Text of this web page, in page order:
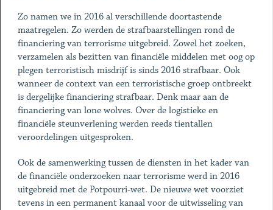
Zo namen we in 2016 al verschillende doortastende
maatregelen. Zo werden de strafbaarstellingen rond de
financiering van terrorisme uitgebreid. Zowel het zoeken,
verzamelen als bezitten van financiële middelen met oog op
plegen terroristisch misdrijf is sinds 2016 strafbaar. Ook
wanneer de context van een terroristische groep ontbreekt
is dergelijke financiering strafbaar. Denk maar aan de
financiering van lone wolves. Over de logistieke en
financiële steunverlening werden reeds tientallen
veroordelingen uitgesproken.
Ook de samenwerking tussen de diensten in het kader van
de financiële onderzoeken naar terrorisme werd in 2016
uitgebreid met de Potpourri-wet. De nieuwe wet voorziet
tevens in een permanent kanaal voor de uitwisseling van